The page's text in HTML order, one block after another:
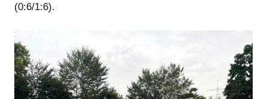
(0:6/1:6).